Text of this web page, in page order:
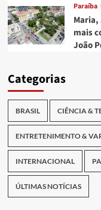
Paraíba
Maria,
mais
João
Categorias
BRASIL CIÊNCIA &
ENTRETENIMENTO &
INTERNACIONAL
ÚLTIMAS NOTÍCIAS